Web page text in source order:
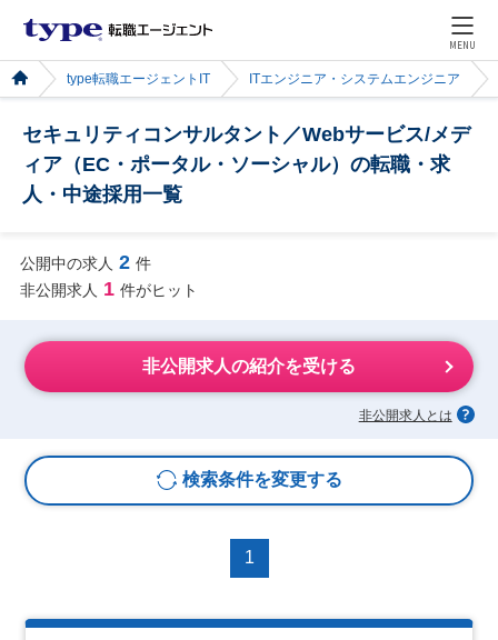
MENU
type転職エージェントIT ITエンジニア・システムエンジニア
セキュリティコンサルタント／Webサービス/メデ
ィア（EC・ポータル・ソーシャル）の転職・求
人・中途採用一覧
公開中の求人 2 件
非公開求人 1 件がヒット
非公開求人の紹介を受ける
非公開求人とは
検索条件を変更する
1